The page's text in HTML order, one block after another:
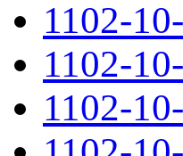
1102-
1102-
1102-